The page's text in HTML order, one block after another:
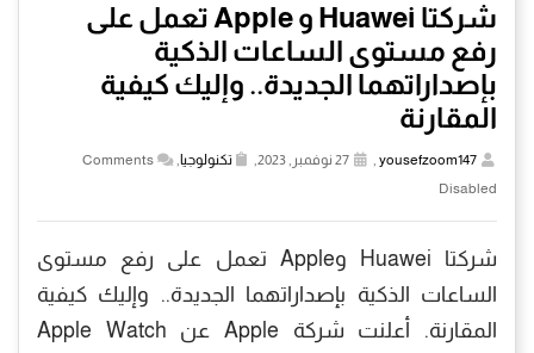
شركتا Huawei و Apple تعمل على
رفع مستوى الساعات الذكية
بإصداراتهما الجديدة.. وإليك كيفية
المقارنة
yousefzoom147
, تكنولوجيا,
Comments
Disabled
شركتا Huawei وApple تعمل على رفع مستوى
الساعات الذكية بإصداراتهما الجديدة.. وإليك كيفية
المقارنة. أعلنت شركة Apple عن Apple Watch